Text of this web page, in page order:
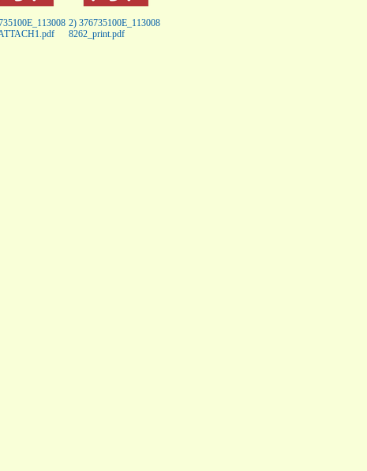
2) 376735100E_113008
8262_print.pdf